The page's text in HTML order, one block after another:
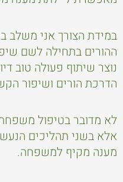
במידת הצורך אני משלב
ההורים בתחילה לשם
נוצר שיתוף פעולה טוב
הדרכת הורים ושיפור
לא מדובר בטיפול
אלא בשני תהליכים
מענה מקיף למשפחה.